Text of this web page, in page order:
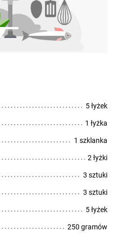
5 łyżek
1 łyżka
1 szklanka
2 łyżki
3 sztuki
3 sztuki
5 łyżek
250 gramów